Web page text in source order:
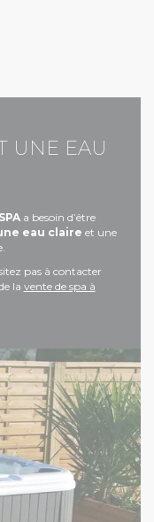
UNE EAU
SPA a besoin d’être
eau claire et une
pas à contacter
la vente de spa à